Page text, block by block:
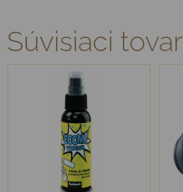
Súvisiaci tovar